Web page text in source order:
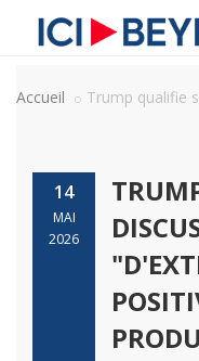
Accueil Trump qualifie
14
MAI
2026